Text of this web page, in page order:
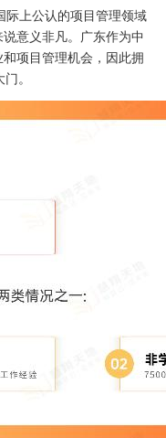
际上公认的项目管理领域
意义非凡。广东作为中
项目管理机会，因此拥
。